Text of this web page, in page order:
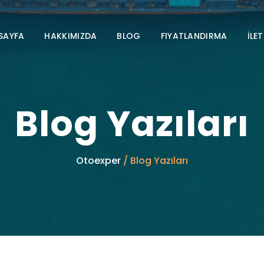
HAKKIMIZDA BLOG FIYATLANDIRMA
Blog Yazıları
Otoexper / Blog Yazıları